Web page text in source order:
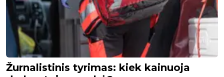
Žurnalistinis tyrimas: kiek kainuoja